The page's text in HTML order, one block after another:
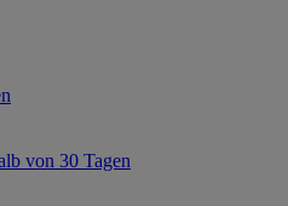
von 30 Tagen